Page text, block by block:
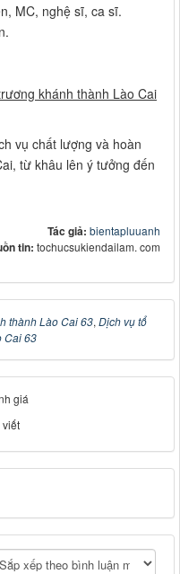
MC, nghệ sĩ, ca sĩ.
khánh thành Lào Cai
vụ chất lượng và hoàn
từ khâu lên ý tưởng đến
Tác giả: bientapluuanh
tin: tochucsukiendailam. com
thành Lào Cai 63, Dịch vụ tổ
Cai 63
giá